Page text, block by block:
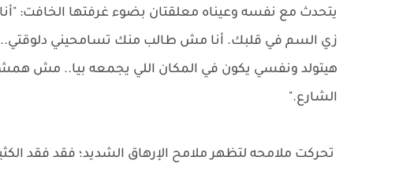
يتحدث مع نفسه وعيناه معلقتان بضوء غرفتها الخافت:
زي السم في قلبك. أنا مش طالب منك تسامحيني دلوقتي..
هيتولد ونفسي يكون في المكان اللي يجمعه بيا.. مش
الشارع."
تحركت ملامحه لتظهر ملامح الإرهاق الشديد؛ فقد فقد